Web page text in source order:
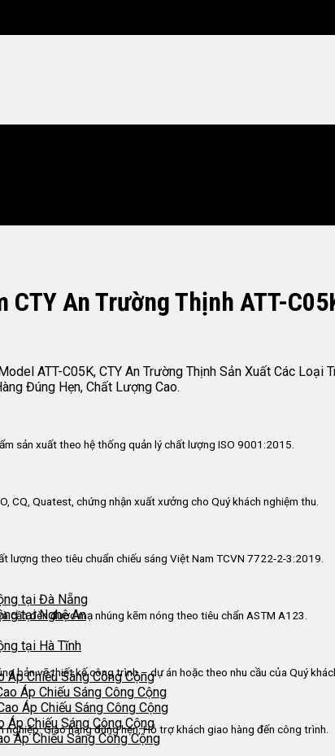
tại Đà Nẵng
tại Nghệ An
tại Hà Tĩnh
Chiếu Sáng Công Cộng
Áp Chiếu Sáng Công Cộng
Áp Chiếu Sáng Công Cộng
Chiếu Sáng Công Cộng
Áp Chiếu Sáng Công Cộng
An Trường Thịnh ATT-
ATT-C05K, CTY An Trường Thịnh Sản Xuất Các Loại
Đúng Hẹn, Chất Lượng Cao.
sản xuất theo hệ thống quản lý chất lượng ISO 9001:2015.
CQ, Quatest, chứng nhận xuất xưởng cho Quý khách nghiệm thu.
lượng theo tiêu chuẩn chiếu sáng Việt Nam TCVN 7722-2-3:2019.
cần đèn được mạ nhúng kẽm nóng theo tiêu chẩn ASTM A123.
bản vẽ thiết kế công trình – dự án hoặc theo nhu cầu của Quý
nghiệp: Giao hàng đúng hẹn, Hỗ trợ khách giao hàng đến công trình.